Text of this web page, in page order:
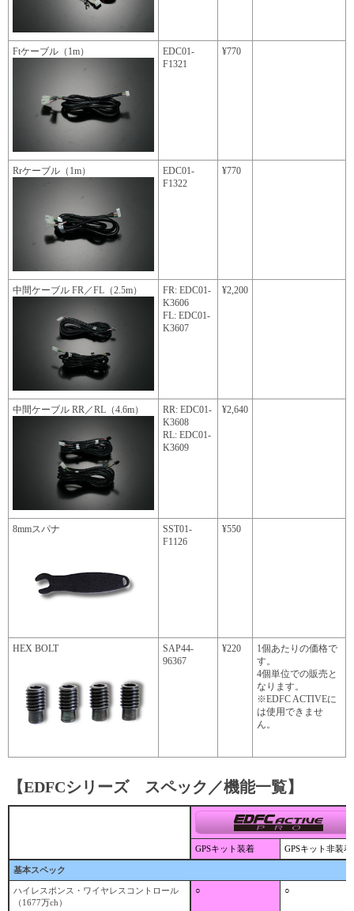
Ftケーブル（1m）
EDC01-
F1321
¥770
Rrケーブル（1m）
EDC01-
F1322
¥770
中間ケーブル FR／FL（2.5m）
FR: EDC01-
K3606
FL: EDC01-
K3607
¥2,200
中間ケーブル RR／RL（4.6m）
RR: EDC01-
K3608
RL: EDC01-
K3609
¥2,640
8mmスパナ
SST01-
F1126
¥550
HEX BOLT
SAP44-
96367
¥220
1個あたりの価格で
す。
4個単位での販売と
なります。
※EDFC ACTIVEに
は使用できませ
ん。
【EDFCシリーズ スペック／機能一覧】
GPSキット装着 GPSキット非装着
基本スペック
ハイレスポンス・ワイヤレスコントロール
（1677万ch）
○ ○